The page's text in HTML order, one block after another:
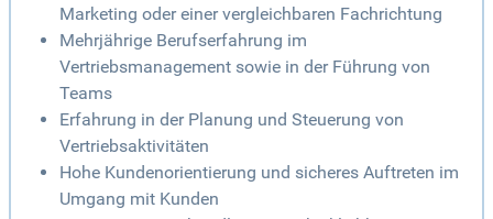
Marketing oder einer vergleichbaren Fachrichtung
Mehrjährige Berufserfahrung im
Vertriebsmanagement sowie in der Führung von
Teams
Erfahrung in der Planung und Steuerung von
Vertriebsaktivitäten
Hohe Kundenorientierung und sicheres Auftreten im
Umgang mit Kunden